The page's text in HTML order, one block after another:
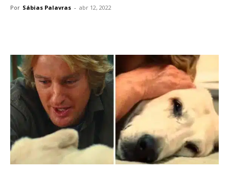
Por Sábias Palavras - abr 12, 2022